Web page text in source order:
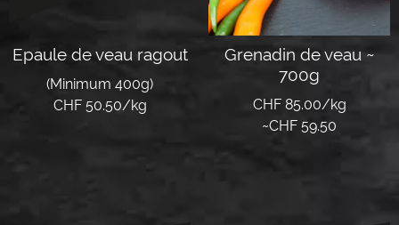
Epaule de veau ragout
(Minimum 400g)
CHF 50.50/kg
Grenadin de veau ~
700g
CHF 85.00/kg
~CHF 59.50